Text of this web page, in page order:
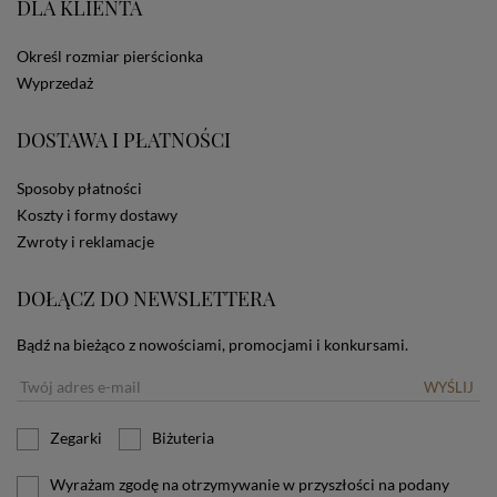
ze Sklepu bez zmiany ustawień w przeglądarce
zamieszczane w urządzeniu końcowym każdego
użytkownika. Jeżeli użytkownik nie wyraża zgody na
informacji o plikach cookies.
DLA KLIENTA
Określ rozmiar pierścionka
Wyprzedaż
DOSTAWA I PŁATNOŚCI
Sposoby płatności
Koszty i formy dostawy
Zwroty i reklamacje
DOŁĄCZ DO NEWSLETTERA
Bądź na bieżąco z nowościami, promocjami i konkursami.
WYŚLIJ
Zegarki Biżuteria
Wyrażam zgodę na otrzymywanie w przyszłości na podany